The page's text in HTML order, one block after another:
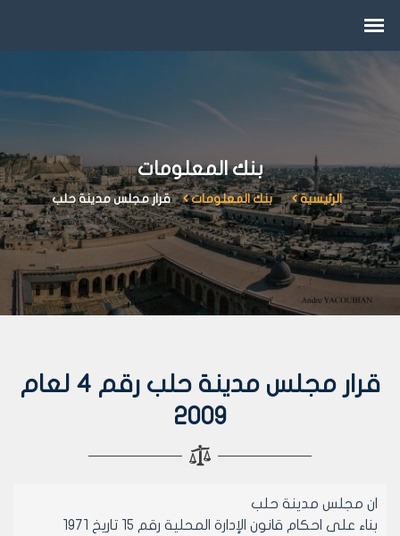
بنك المعلومات
الرئيسية بنك المعلومات قرار مجلس مدينة حلب
قرار مجلس مدينة حلب رقم 4 لعام
2009
ان مجلس مدينة حلب
بناء على احكام قانون الإدارة المحلية رقم 15 تاريخ 1971